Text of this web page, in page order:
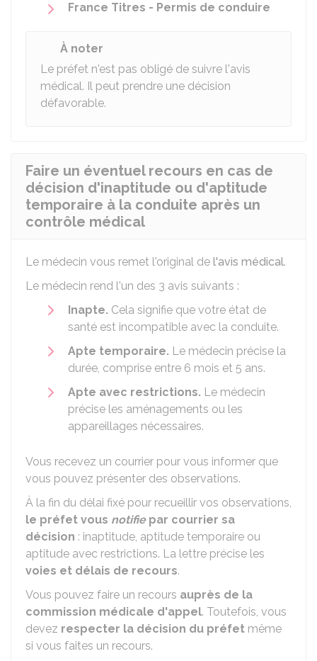
France Titres - Permis de conduire
À noter
Le préfet n'est pas obligé de suivre l'avis
médical. Il peut prendre une décision
défavorable.
Faire un éventuel recours en cas de
décision d'inaptitude ou d'aptitude
temporaire à la conduite après un
contrôle médical
Le médecin vous remet l'original de l'avis médical.
Le médecin rend l'un des 3 avis suivants :
Inapte. Cela signifie que votre état de
santé est incompatible avec la conduite.
Apte temporaire. Le médecin précise la
durée, comprise entre 6 mois et 5 ans.
Apte avec restrictions. Le médecin
précise les aménagements ou les
appareillages nécessaires.
Vous recevez un courrier pour vous informer que
vous pouvez présenter des observations.
À la fin du délai fixé pour recueillir vos observations,
le préfet vous notifiepar courrier sa
décision : inaptitude, aptitude temporaire ou
aptitude avec restrictions. La lettre précise les
voies et délais de recours.
Vous pouvez faire un recours auprès de la
commission médicale d'appel. Toutefois, vous
devez respecter la décision du préfet même
si vous faites un recours.